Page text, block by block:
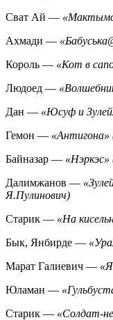
Сват Ай —
Ахмади —
Король — «Кот в
Людоед —
Дан — «Юсуф и
Гемон —
Байназар —
Далимжанов —
Я.Пулинович)
Старик — «На
Бык, Янбирде —
Марат Галиевич —
Юламан —
Старик — «Солдат-